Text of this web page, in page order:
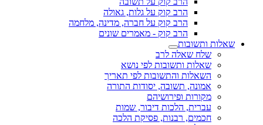
הרב קוק על גלות, גאולה
הרב קוק על חברה, מדינה, מלחמה
הרב קוק - מאמרים שונים
שאלות ותשובות
שלח שאלה לרב
שאלות ותשובות לפי נושא
השאלות והתשובות לפי תאריך
אמונה, תשובה, יסודות התורה
מקורות ופירושיהם
עברית, הלכות דיבור, שמות
חכמים, רבנות, פסיקת הלכה